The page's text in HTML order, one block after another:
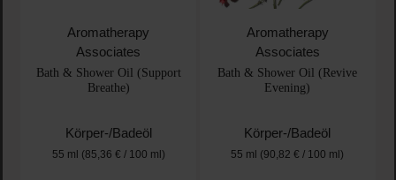
Aromatherapy
Associates
Bath & Shower Oil (Support
Breathe)
Körper-/Badeöl
55 ml (85,36 € / 100 ml)
Aromatherapy
Associates
Bath & Shower Oil (Revive
Evening)
Körper-/Badeöl
55 ml (90,82 € / 100 ml)